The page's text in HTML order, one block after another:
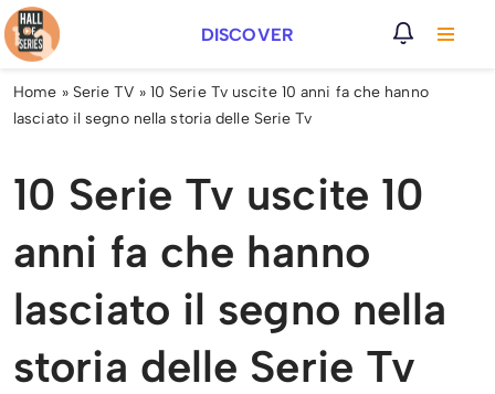
Vai
al
contenuto
DISCOVER
Home » Serie TV » 10 Serie Tv uscite 10 anni fa che hanno
lasciato il segno nella storia delle Serie Tv
10 Serie Tv uscite 10
anni fa che hanno
lasciato il segno nella
storia delle Serie Tv